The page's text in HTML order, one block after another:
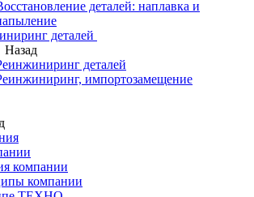
деталей: наплавка и
деталей
Назад
деталей
импортозамещение
компании
компании